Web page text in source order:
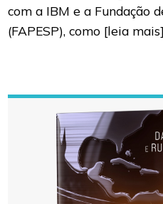
com a IBM e a Fundação
(FAPESP), como [leia mais]